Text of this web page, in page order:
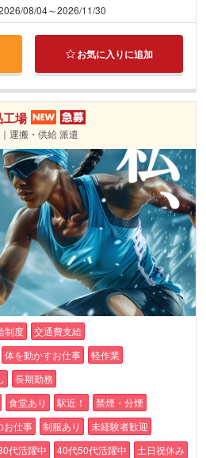
08/04～2026/11/30
お気に入りに追加
工場
運搬・供給 派遣
制度
交通費支給
体を動かすお仕事
軽作業
長期勤務
食堂あり 駅近！
禁煙・分煙
お仕事 制服あり
未経験者歓迎
代活躍中 40代50代活躍中
土日祝休み